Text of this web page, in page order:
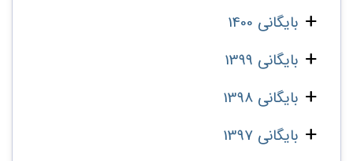
بایگانی 1400
بایگانی 1399
بایگانی 1398
بایگانی 1397